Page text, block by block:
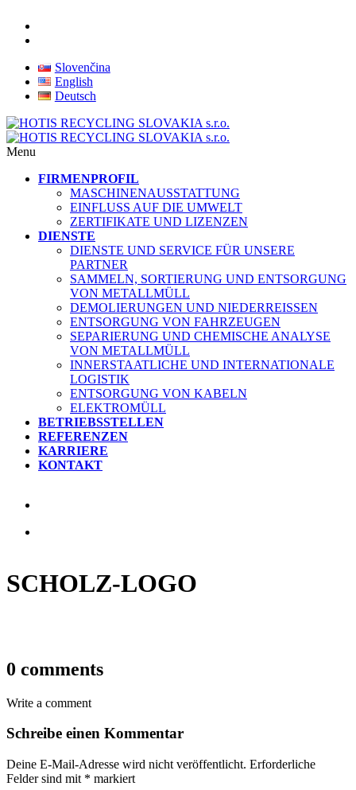
Slovenčina
English
Deutsch
Menu
FIRMENPROFIL
MASCHINENAUSSTATTUNG
EINFLUSS AUF DIE UMWELT
ZERTIFIKATE UND LIZENZEN
DIENSTE
DIENSTE UND SERVICE FÜR UNSERE
PARTNER
SAMMELN, SORTIERUNG UND ENTSORGUNG
VON METALLMÜLL
DEMOLIERUNGEN UND NIEDERREISSEN
ENTSORGUNG VON FAHRZEUGEN
SEPARIERUNG UND CHEMISCHE ANALYSE
VON METALLMÜLL
INNERSTAATLICHE UND INTERNATIONALE
LOGISTIK
ENTSORGUNG VON KABELN
ELEKTROMÜLL
BETRIEBSSTELLEN
REFERENZEN
KARRIERE
KONTAKT
SCHOLZ-LOGO
0 comments
Write a comment
Schreibe einen Kommentar
Deine E-Mail-Adresse wird nicht veröffentlicht. Erforderliche
Felder sind mit * markiert